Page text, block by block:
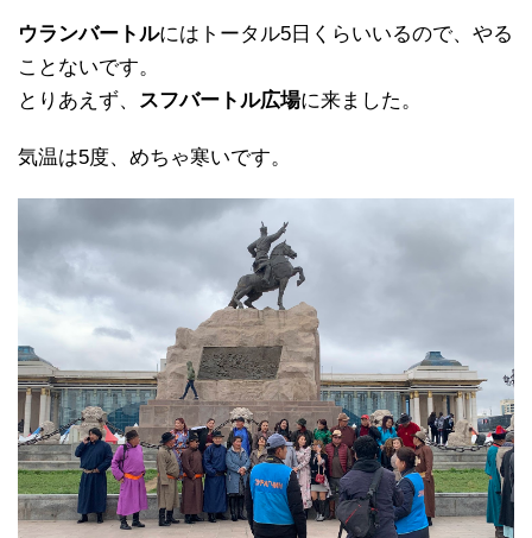
ウランバートルにはトータル5日くらいいるので、やる
ことないです。
とりあえず、 スフバートル広場に来ました。
気温は5度、めちゃ寒いです。